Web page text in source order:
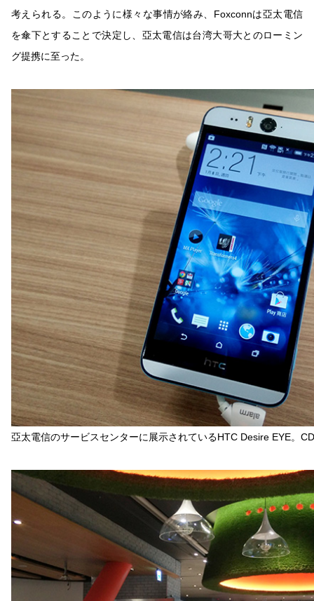
考えられる。このように様々な事情が絡み、Foxconnは亞太電信
を傘下とすることで決定し、亞太電信は台湾大哥大とのローミン
グ提携に至った。
亞太電信のサービスセンターに展示されているHTC Desire EYE。